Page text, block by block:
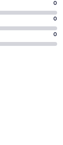
0
0
0